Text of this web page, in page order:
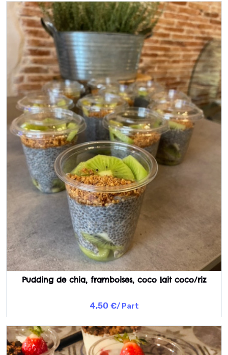
Pudding de chia, framboises, coco lait coco/riz
4,50 €/ Part